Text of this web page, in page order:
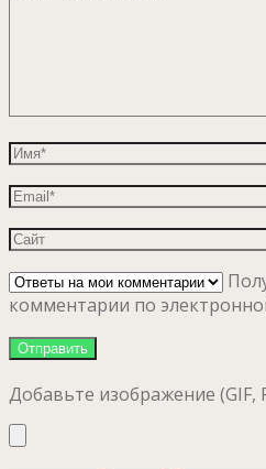
комментарии по
Добавьте изображение (GIF,